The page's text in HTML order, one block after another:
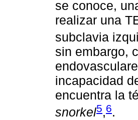
se conoce,
realizar una
subclavia
sin embargo,
incapacidad
encuentra la
snorkel5,6.